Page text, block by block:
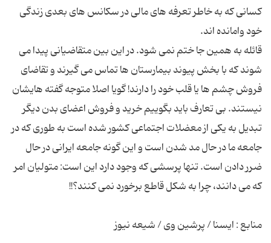
کسانی که به خاطر تعرفه های مالی در سکانس های بعدی زندگی
قائله به همین جا ختم نمی شود. در این بین متقاضیانی پیدا می
شوند که با بخش پیوند بیمارستان ها تماس می گیرند و تقاضای
فروش چشم ها یا قلب خود را دارند! گویا اصلا متوجه گفته هایشان
نیستند. بی تعارف باید بگوییم خرید و فروش اعضای بدن دیگر
تبدیل به یکی از معضلات اجتماعی کشور شده است به طوری که در
جامعه ما در حال مد شدن است و این گونه جامعه ایرانی در حال
ضرر دادن است. تنها پرسشی که وجود دارد این است: متولیان امر
منابع : ایسنا / پرشین وی / شیعه نیوز